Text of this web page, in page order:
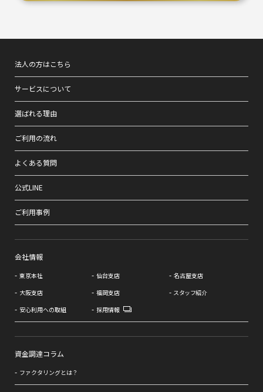
法人の方はこちら
サービスについて
選ばれる理由
ご利用の流れ
よくある質問
公式LINE
ご利用事例
会社情報
東京本社 仙台支店
名古屋支店
大阪支店
福岡支店
スタッフ紹介
安心利用への取組
採用情報
資金調達コラム
ファクタリングとは？